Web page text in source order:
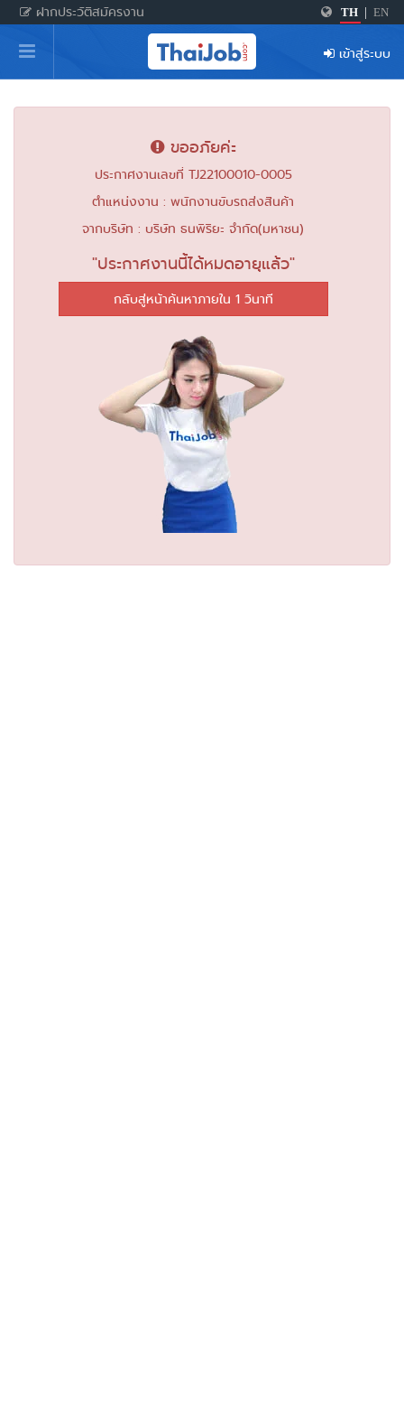
ฝากประวัติสมัครงาน TH EN
หน้าหลัก
ผู้สมัครงาน: เข้าสู่ระบบ
ฝากประวัติสมัครงาน
สำหรับผู้ประกอบการ
เข้าสู่ระบบ
ขออภัยค่ะ
ประกาศงานเลขที่ TJ22100010-0005
ตำแหน่งงาน : พนักงานขับรถส่งสินค้า
จากบริษัท : บริษัท ธนพิริยะ จำกัด(มหาชน)
"ประกาศงานนี้ได้หมดอายุแล้ว"
กลับสู่หน้าค้นหาภายใน 0 วินาที